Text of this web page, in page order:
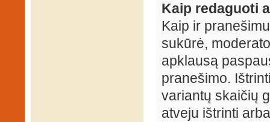
Kaip redaguoti
Kaip ir
sukūrė,
apklausą
pranešimo.
variantų skaičių
atveju ištrinti